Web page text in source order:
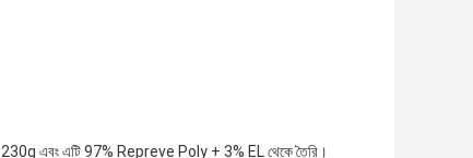
230g এবং এটি 97% Repreve Poly + 3% EL থেকে তৈরি।